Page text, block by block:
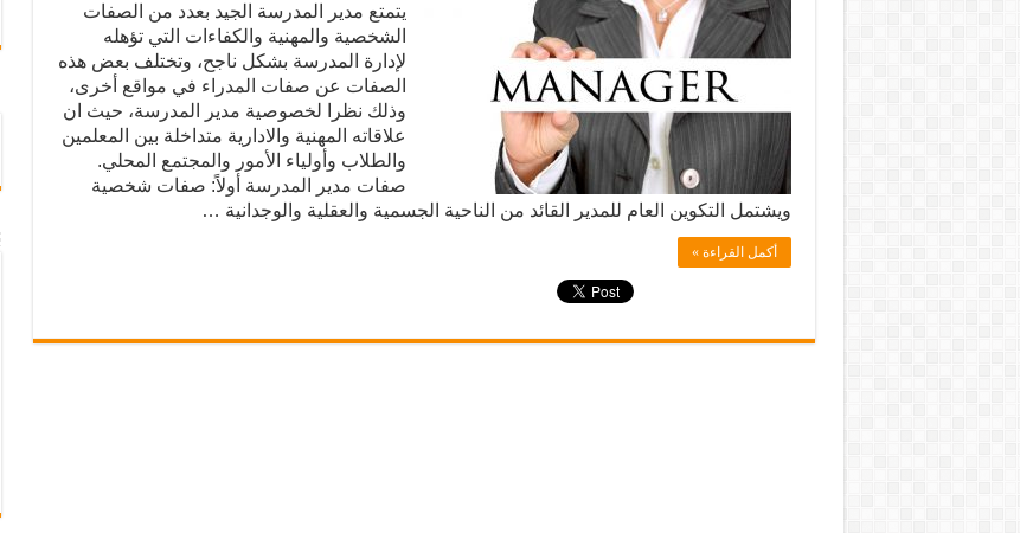
يتمتع مدير المدرسة الجيد بعدد من الصفات
الشخصية والمهنية والكفاءات التي تؤهله
لإدارة المدرسة بشكل ناجح، وتختلف بعض هذه
الصفات عن صفات المدراء في مواقع أخرى،
وذلك نظرا لخصوصية مدير المدرسة، حيث ان
علاقاته المهنية والادارية متداخلة بين المعلمين
والطلاب وأولياء الأمور والمجتمع المحلي.
صفات مدير المدرسة أولاً: صفات شخصية
ويشتمل التكوين العام للمدير القائد من الناحية الجسمية والعقلية والوجدانية …
أكمل القراءة »